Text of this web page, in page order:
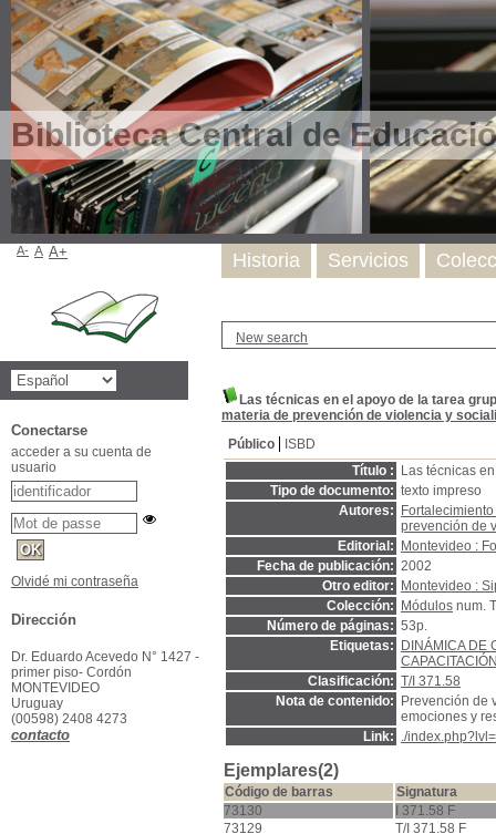
Biblioteca Central de
New search
Las técnicas en el apoyo de la tarea
materia de prevención de violencia y
Público
ISBD
Título :
Las técnicas
Tipo de documento: texto impreso
Autores:
prevención de
Editorial:
Montevideo :
Fecha de publicación: 2002
Otro editor:
Montevideo :
Colección:
Módulos num.
Número de páginas: 53p.
Etiquetas:
DINÁMICA DE
Clasificación: T/I 371.58
Nota de contenido:
Prevención de
emociones y
Link: ./
Ejemplares(2)
Código de barras
Signatura
73130
I 371.58 F
73129
T/I 371.58 F
Historia Servicios
A- A A+
Conectarse
acceder a su cuenta de
usuario
Olvidé mi contraseña
Dirección
Dr. Eduardo Acevedo N° 1427 -
primer piso- Cordón
MONTEVIDEO
Uruguay
(00598) 2408 4273
contacto